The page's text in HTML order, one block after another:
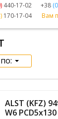
440-17-02 +38
170-17-04 Вам
ALST (KFZ)
W6